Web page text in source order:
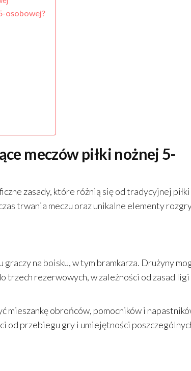
osobowej?
meczów piłki nożnej 5-
zasady, które różnią się od tradycyjnej piłki
trwania meczu oraz unikalne elementy
na boisku, w tym bramkarza. Drużyny
trzech rezerwowych, w zależności od zasad
mieszankę obrońców, pomocników i
od przebiegu gry i umiejętności